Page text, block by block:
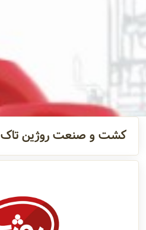
مسئولین
گالری
سابقه
کشت و صنعت روژین تاک